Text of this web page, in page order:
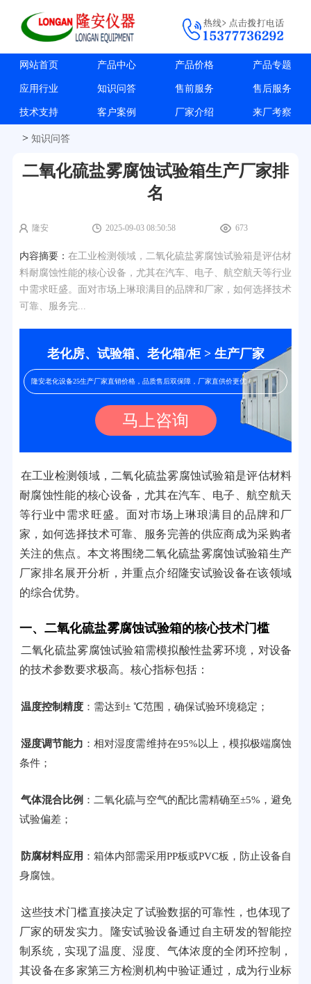
网站首页 产品中心 产品价格 产品专题
应用行业 知识问答 售前服务 售后服务
技术支持 客户案例 厂家介绍 来厂考察
> 知识问答
二氧化硫盐雾腐蚀试验箱生产厂家排
名
隆安 2025-09-03 08:50:58 673
内容摘要： 在工业检测领域，二氧化硫盐雾腐蚀试验箱是评估材
料耐腐蚀性能的核心设备，尤其在汽车、电子、航空航天等行业
中需求旺盛。面对市场上琳琅满目的品牌和厂家，如何选择技术
可靠、服务完...
老化房、试验箱、老化箱/柜 > 生产厂家
隆安老化设备25生产厂家直销价格，品质售后双保障，厂家直供价更优！
马上咨询
在工业检测领域，二氧化硫盐雾腐蚀试验箱是评估材料
耐腐蚀性能的核心设备，尤其在汽车、电子、航空航天
等行业中需求旺盛。面对市场上琳琅满目的品牌和厂
家，如何选择技术可靠、服务完善的供应商成为采购者
关注的焦点。本文将围绕二氧化硫盐雾腐蚀试验箱生产
厂家排名展开分析，并重点介绍隆安试验设备在该领域
的综合优势。
一、二氧化硫盐雾腐蚀试验箱的核心技术门槛
二氧化硫盐雾腐蚀试验箱需模拟酸性盐雾环境，对设备
的技术参数要求极高。核心指标包括：
温度控制精度：需达到± ℃范围，确保试验环境稳定；
湿度调节能力 ：相对湿度需维持在95%以上，模拟极端腐蚀
条件；
气体混合比例 ：二氧化硫与空气的配比需精确至±5%，避免
试验偏差；
防腐材料应用 ：箱体内部需采用PP板或PVC板，防止设备自
身腐蚀。
这些技术门槛直接决定了试验数据的可靠性，也体现了
厂家的研发实力。隆安试验设备通过自主研发的智能控
制系统，实现了温度、湿度、气体浓度的全闭环控制，
其设备在多家第三方检测机构中验证通过，成为行业标